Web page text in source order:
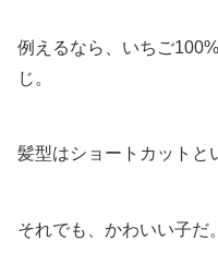
例えるなら、いちご
じ。
髪型はショートカットと
それでも、かわいい子だ。